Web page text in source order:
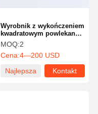
Wyrobnik z wykończeniem
kwadratowym powlekany
TiN 4 fletki do frezowania
o wysokiej precyzji
MOQ:2
Cena:4—200 USD
Najlepsza
Kontakt